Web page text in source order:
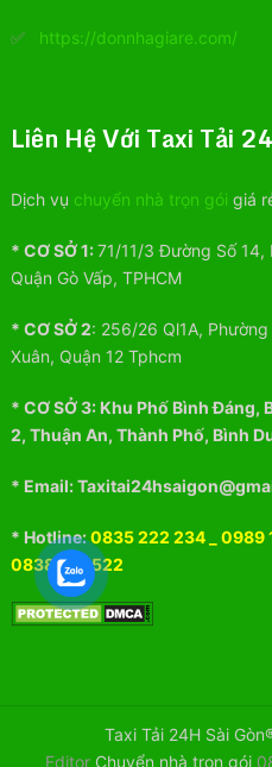
✅ https://donnhagiare.com/
Liên Hệ Với Taxi Tải
Dịch vụ chuyển nhà trọn gói giá
* CƠ SỞ 1:71/11/3 Đường Số 14,
Quận Gò Vấp, TPHCM
* CƠ SỞ 2: 256/26 Ql1A,
Xuân, Quận 12 Tphcm
* CƠ SỞ 3:Khu PhốBình Đáng,
2, Thuận An, Thành Phố, Bình
* Email:
* Hotline:0835 222 234_ 0989
0838 512 522
Taxi Tải 24H Sài
Editor Chuyển nhà trọn gói